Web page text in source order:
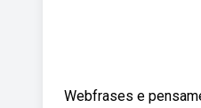
Webfrases e